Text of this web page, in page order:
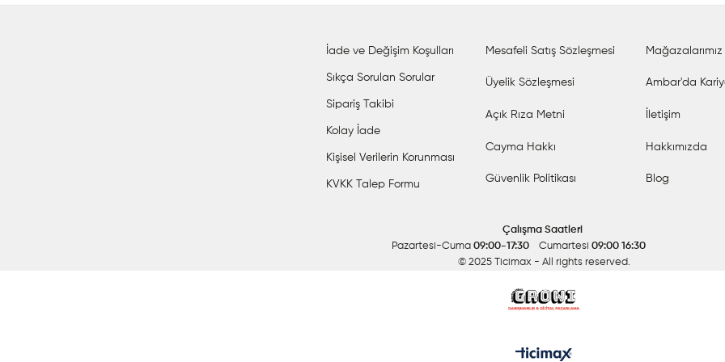
İade ve Değişim Koşulları
Sıkça Sorulan Sorular
Sipariş Takibi
Kolay İade
Kişisel Verilerin Korunması
KVKK Talep Formu
Mesafeli Satış Sözleşmesi
Üyelik Sözleşmesi
Açık Rıza Metni
Cayma Hakkı
Güvenlik Politikası
Mağazalarımız
Ambar'da
İletişim
Hakkımızda
Blog
Çalışma Saatleri
Pazartesi-Cuma 09:00-17:30 Cumartesi 09:00 16:30
© 2025 Ticimax - All rights reserved.